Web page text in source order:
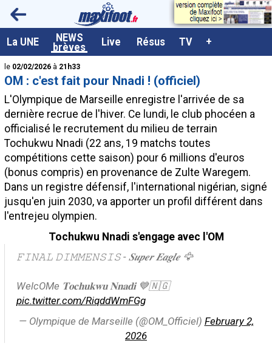
La UNE NEWS
brèves Live Résus TV +
<
le 02/02/2026 à 21h33
OM : c'est fait pour Nnadi ! (officiel)
L'Olympique de Marseille enregistre l'arrivée de sa
dernière recrue de l'hiver. Ce lundi, le club phocéen a
officialisé le recrutement du milieu de terrain
Tochukwu Nnadi (22 ans, 19 matchs toutes
compétitions cette saison) pour 6 millions d'euros
(bonus compris) en provenance de Zulte Waregem.
Dans un registre défensif, l'international nigérian, signé
jusqu'en juin 2030, va apporter un profil différent dans
l'entrejeu olympien.
Tochukwu Nnadi s'engage avec l'OM
𝙵𝙸𝙽𝙰𝙻 𝙳𝙸𝙼𝙼𝙴𝙽𝚂𝙸𝚂 - 𝑺𝒖𝒑𝒆𝒓 𝑬𝒂𝒈𝒍𝒆 🦅
WelcOMe 𝐓𝐨𝐜𝐡𝐮𝐤𝐰𝐮 𝐍𝐧𝐚𝐝𝐢 💙🇳🇬
pic.twitter.com/RiqddWmFGg
— Olympique de Marseille (@OM_Officiel) February 2,
2026
A la UNE
Dernières brèves
Live / Matchs en direct
Résultats et Classements
Class. buteurs européens
Programme TV foot
Vidéos
Sondages
Tableau transferts L1
Taille de la police
Paramètrages / Options
Contact / Signaler un bug
Recrutement Maxifoot